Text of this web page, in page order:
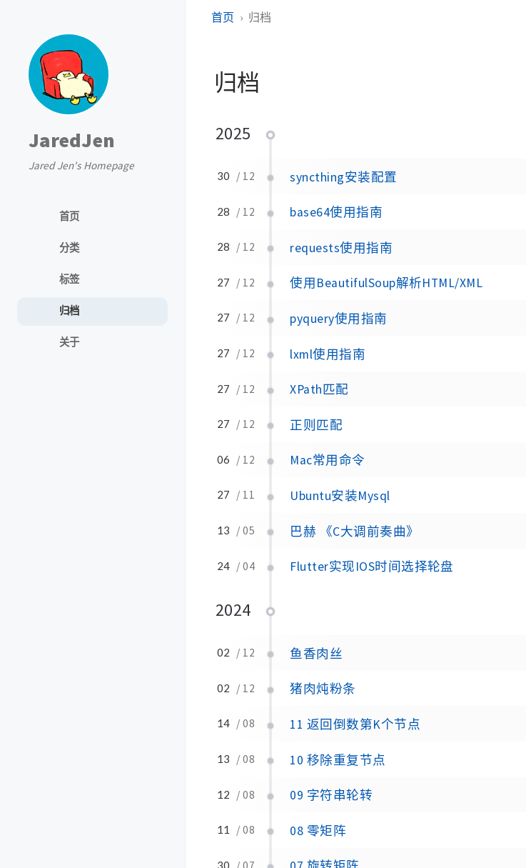
JaredJen
Jared Jen's Homepage
首页
分类
标签
归档
关于
首页 归档
归档
2025
30 / 12 syncthing安装配置
28 / 12 base64使用指南
28 / 12 requests使用指南
27 / 12 使用BeautifulSoup解析HTML/XML
27 / 12 pyquery使用指南
27 / 12 lxml使用指南
27 / 12 XPath匹配
27 / 12 正则匹配
06 / 12 Mac常用命令
27 / 11 Ubuntu安装Mysql
13 / 05 巴赫 《C大调前奏曲》
24 / 04 Flutter实现IOS时间选择轮盘
2024
02 / 12 鱼香肉丝
02 / 12 猪肉炖粉条
14 / 08 11 返回倒数第K个节点
13 / 08 10 移除重复节点
12 / 08 09 字符串轮转
11 / 08 08 零矩阵
30 / 07